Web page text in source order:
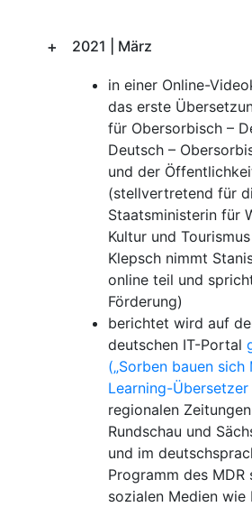
2021 | März
in einer Online-
das erste
für Obersorbisch –
Deutsch –
und der
(stellvertretend für
Staatsministerin für
Kultur und
Klepsch nimmt
online teil und
Förderung)
berichtet wird auf
deutschen IT-Portal
(„Sorben bauen sich
Learning-Übersetzer
regionalen
Rundschau und
und im
Programm des MDR
sozialen Medien wie